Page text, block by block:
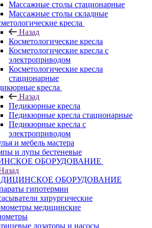
Массажные столы стационарные
Массажные столы складные
кресла
Назад
Косметологические кресла
Косметологические кресла с
электроприводом
Косметологические кресла
стационарные
кресла
Назад
Педикюрные кресла
Педикюрные кресла стационарные
Педикюрные кресла с
электроприводом
и мебель мастера
и лупы бестеневые
ОБОРУДОВАНИЕ
ОБОРУДОВАНИЕ
гипотермии
хирургические
медицинские
дозаторы и насосы